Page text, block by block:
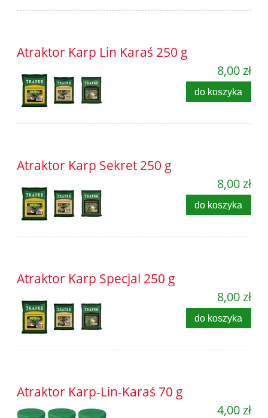
Atraktor Karp Lin Karaś 250 g
8,00 zł
do koszyka
Atraktor Karp Sekret 250 g
8,00 zł
do koszyka
Atraktor Karp Specjal 250 g
8,00 zł
do koszyka
Atraktor Karp-Lin-Karaś 70 g
4,00 zł